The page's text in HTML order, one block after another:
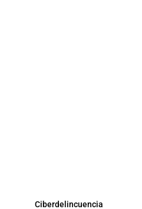
Ciberdelincuencia